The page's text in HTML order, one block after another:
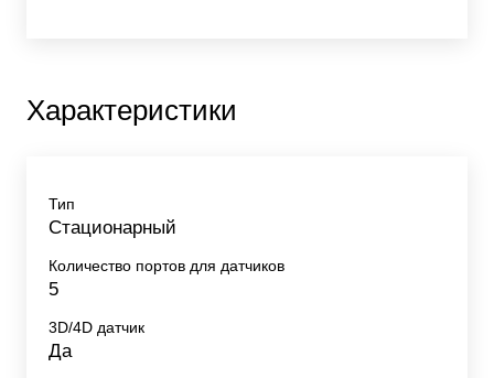
Характеристики
Тип
Стационарный
Количество портов для датчиков
5
3D/4D датчик
Да